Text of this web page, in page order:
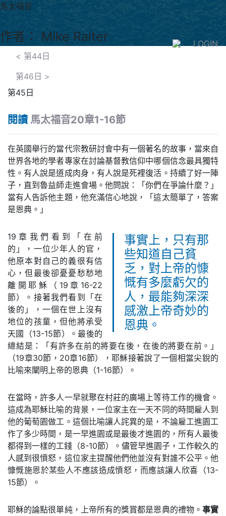
LOGIN
馬太福音
作者： Mike Raiter
< 第44日
第46日 >
第45日
閱讀 馬太福音20章1-16節
在英國舉行的當代宗教研討會中有一個著名的故事，當來自
世界各地的學者專家在討論基督教信仰中哪個信念最具獨特
性。有人說是道成肉身，有人說是死裡復活。持續了好一陣
子，直到魯益師走進會場。他問說：「你們在爭論什麼？」
當有人告訴他主題，他充滿信心地說，「這太簡單了，答案
是恩典。」
事實上，只有那
些知道自己貧
乏，對上帝的慷
慨有多麼虧欠的
人，最能夠深深
感激上帝奇妙的
恩典。
19章我們看到「在前
的」，一位少年人的官，
他原本對自己的義很有信
心，但最後卻憂憂愁愁地
離開耶穌（19章16-22
節）。接著我們看到「在
後的」，一個在世上沒有
地位的孩童，但他將承受
天國（13-15節）。最後的
總結是：「有許多在前的將要在後，在後的將要在前。」
（19章30節，20章16節），耶穌接著說了一個相當尖銳的
比喻來闡明上帝的恩典（1-16節）。
在當時，許多人一早就聚在村莊的廣場上等待工作的機會。
這成為耶穌比喻的背景，一位家主在一天不同的時間雇人到
他的葡萄園做工。這個比喻讓人詫異的是，不論雇工進園工
作了多少時間，是一早進園或是最後才進園的，所有人最後
都得到一樣的工錢（8-10節）。儘管早進園子，工作較久的
人感到很憤怒，這位家主提醒他們他並沒有對誰不公平。他
慷慨施恩於某些人不應該造成憤怒，而應該讓人欣喜（13-
15節）。
耶穌的論點很單純，上帝所有的獎賞都是恩典的禮物。 事實